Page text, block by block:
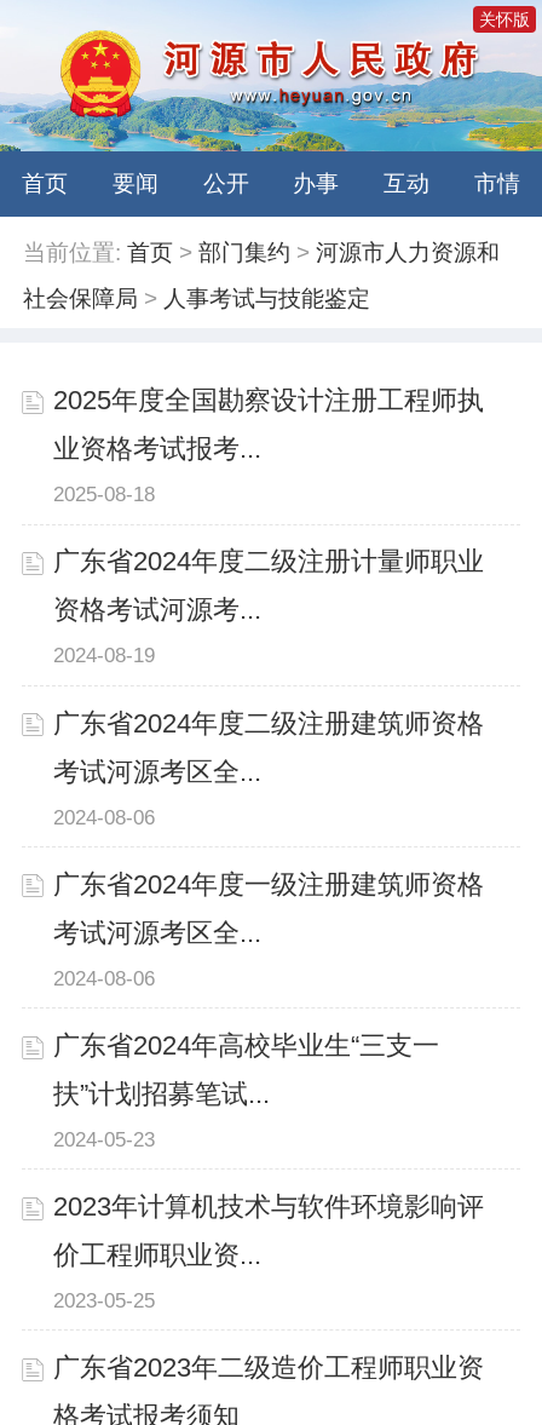
关怀版
首页 要闻 公开 办事 互动 市情
当前位置: 首页 >部门集约 >河源市人力资源和
社会保障局 > 人事考试与技能鉴定
2025年度全国勘察设计注册工程师执
业资格考试报考...
2025-08-18
广东省2024年度二级注册计量师职业
资格考试河源考...
2024-08-19
广东省2024年度二级注册建筑师资格
考试河源考区全...
2024-08-06
广东省2024年度一级注册建筑师资格
考试河源考区全...
2024-08-06
广东省2024年高校毕业生“三支一
扶”计划招募笔试...
2024-05-23
2023年计算机技术与软件环境影响评
价工程师职业资...
2023-05-25
广东省2023年二级造价工程师职业资
格考试报考须知